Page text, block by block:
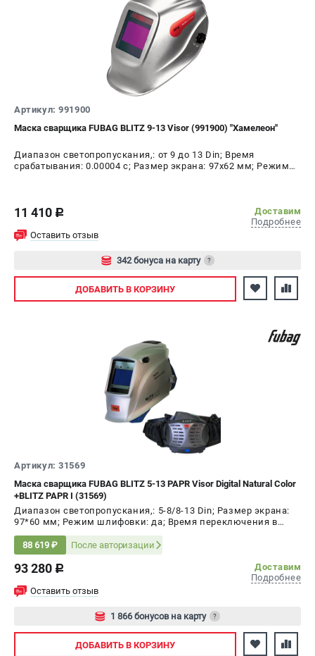
Артикул: 991900
Маска сварщика FUBAG BLITZ 9-13 Visor (991900) "Хамелеон"
Диапазон светопропускания,: от 9 до 13 Din; Время
срабатывания: 0.00004 с; Размер экрана: 97х62 мм; Режим
11 410 c
Доставим
Подробнее
Оставить отзыв
342 бонуса на карту ?
Авторизуйтесь
ДОБАВИТЬ В КОРЗИНУ
Артикул: 31569
Маска сварщика FUBAG BLITZ 5-13 PAPR Visor Digital Natural Color
+BLITZ PAPR I (31569)
Диапазон светопропускания,: 5-8/8-13 Din; Размер экрана:
97*60 мм; Режим шлифовки: да; Время переключения в
светлое состояние: 0.1 - 1.0 с; Время переключения в тёмное
состояние: 1/20000 с
88 619 ₽ После авторизации
93 280 c
Доставим
Подробнее
Оставить отзыв
1 866 бонусов на карту ?
Авторизуйтесь
ДОБАВИТЬ В КОРЗИНУ